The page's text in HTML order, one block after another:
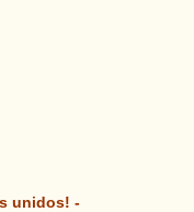
unidos! -